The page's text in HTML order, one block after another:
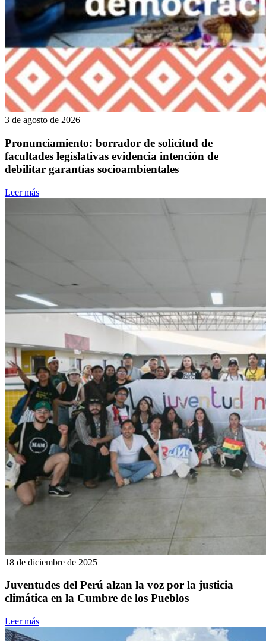
3 de agosto de 2026
Pronunciamiento: borrador de solicitud de
facultades legislativas evidencia intención de
debilitar garantías socioambientales
Leer más
18 de diciembre de 2025
Juventudes del Perú alzan la voz por la justicia
climática en la Cumbre de los Pueblos
Leer más